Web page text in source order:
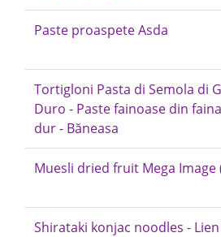
Paste proaspete Asda
Tortigloni Pasta di Semola di
Duro - Paste fainoase din
dur - Băneasa
Muesli dried fruit Mega Image
Shirataki konjac noodles -